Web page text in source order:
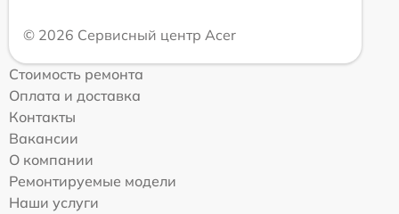
© 2026 Сервисный центр Acer
Стоимость ремонта
Оплата и доставка
Контакты
Вакансии
О компании
Ремонтируемые модели
Наши услуги